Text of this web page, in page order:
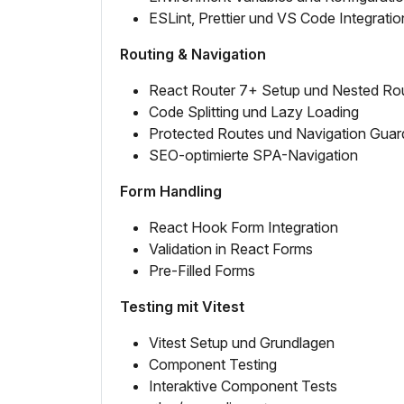
ESLint, Prettier und VS Code
Routing & Navigation
React Router 7+ Setup und Nested
Code Splitting und Lazy Loading
Protected Routes und Navigation
SEO-optimierte SPA-Navigation
Form Handling
React Hook Form Integration
Validation in React Forms
Pre-Filled Forms
Testing mit Vitest
Vitest Setup und Grundlagen
Component Testing
Interaktive Component Tests